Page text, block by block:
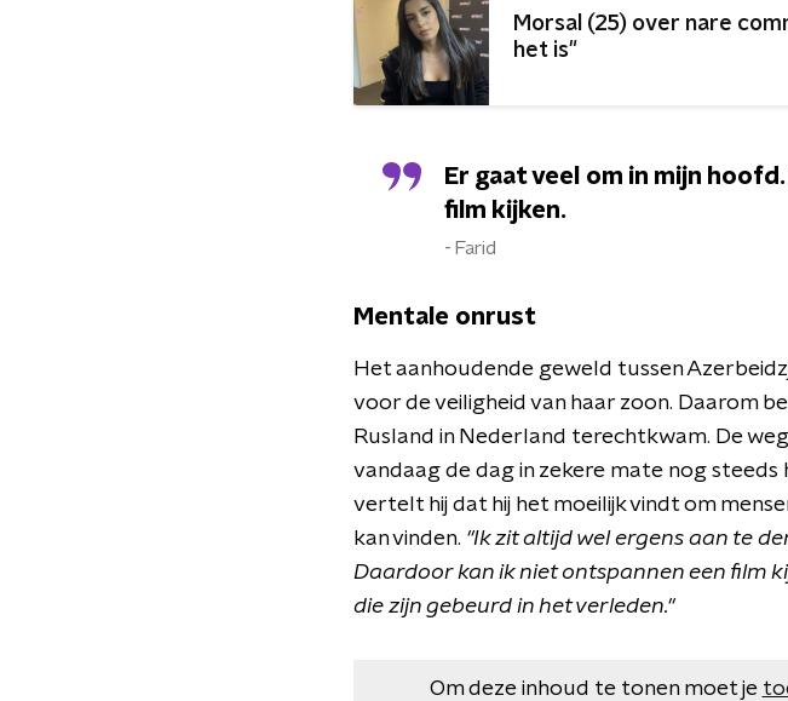
Morsal (25) over nare
het is"
Er gaat veel om in mijn
film kijken.
Farid
Mentale onrust
Het aanhoudende geweld tussen
voor de veiligheid van haar zoon. Daarom
Rusland in Nederland terechtkwam. De
vandaag de dag in zekere mate nog steeds
vertelt hij dat hij het moeilijk vindt om
kan vinden. "Ik zit altijd wel ergens aan te
Daardoor kan ik niet ontspannen een film
die zijn gebeurd in het verleden."
Om deze inhoud te tonen moet je